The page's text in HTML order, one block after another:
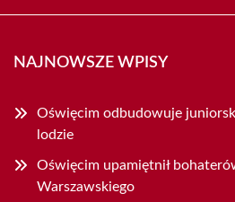
NAJNOWSZE WPISY
Oświęcim odbudowuje
lodzie
Oświęcim upamiętnił
Warszawskiego